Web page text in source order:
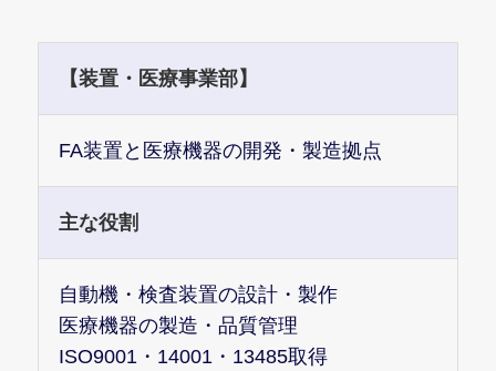
【装置・医療事業部】
FA装置と医療機器の開発・製造拠点
主な役割
自動機・検査装置の設計・製作
医療機器の製造・品質管理
ISO9001・14001・13485取得